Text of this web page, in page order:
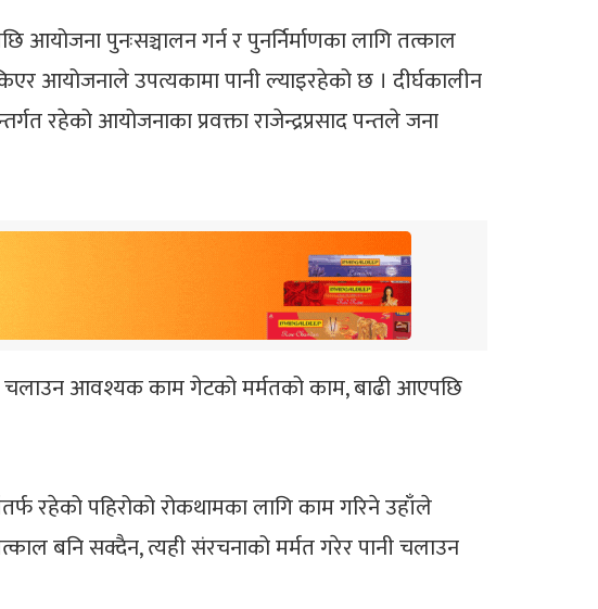
पुनःसञ्चालन गर्न र पुनर्निर्माणका लागि तत्काल
आयोजनाले उपत्यकामा पानी ल्याइरहेको छ । दीर्घकालीन
रहेको आयोजनाका प्रवक्ता राजेन्द्रप्रसाद पन्तले जना
चलाउन आवश्यक काम गेटको मर्मतको काम, बाढी आएपछि
रहेको पहिरोको रोकथामका लागि काम गरिने उहाँले
बनि सक्दैन, त्यही संरचनाको मर्मत गरेर पानी चलाउन